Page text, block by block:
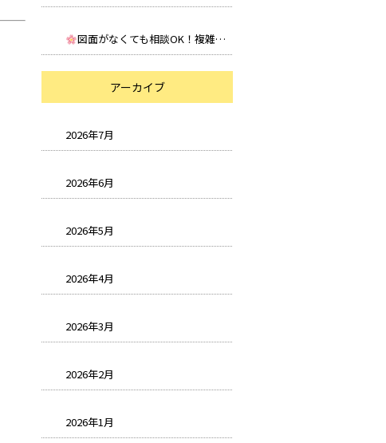
図面がなくても相談OK！複雑な加工にも柔軟対応
アーカイブ
2026年7月
2026年6月
2026年5月
2026年4月
2026年3月
2026年2月
2026年1月